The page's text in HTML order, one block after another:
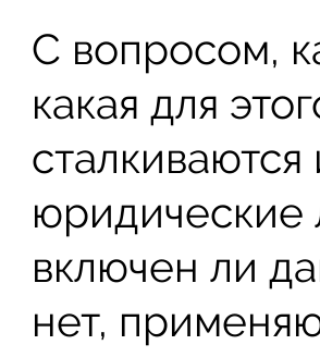
С вопросом,
какая для
юридические
включен ли
нет,